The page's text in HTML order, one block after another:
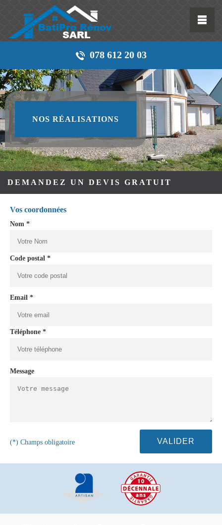
078 612 20 03
NOS RÉALISATIONS
DEMANDEZ UN DEVIS GRATUIT
Vos coordonnées
Nom *
Code postal *
Email *
Téléphone *
Message
(*) Champs obligatoire